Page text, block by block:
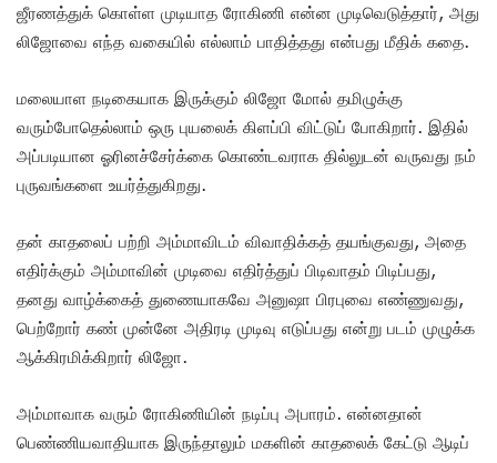
ஜீரணத்துக் கொள்ள முடியாத ரோகிணி என்ன முடிவெடுத்தார், அது
லிஜோவை எந்த வகையில் எல்லாம் பாதித்தது என்பது மீதிக் கதை.
மலையாள நடிகையாக இருக்கும் லிஜோ மோல் தமிழுக்கு
வரும்போதெல்லாம் ஒரு புயலைக் கிளப்பி விட்டுப் போகிறார். இதில்
அப்படியான ஓரினச்சேர்க்கை கொண்டவராக தில்லுடன் வருவது நம்
புருவங்களை உயர்த்துகிறது.
தன் காதலைப் பற்றி அம்மாவிடம் விவாதிக்கத் தயங்குவது, அதை
எதிர்க்கும் அம்மாவின் முடிவை எதிர்த்துப் பிடிவாதம் பிடிப்பது,
தனது வாழ்க்கைத் துணையாகவே அனுஷா பிரபுவை எண்ணுவது,
பெற்றோர் கண் முன்னே அதிரடி முடிவு எடுப்பது என்று படம் முழுக்க
ஆக்கிரமிக்கிறார் லிஜோ.
அம்மாவாக வரும் ரோகிணியின் நடிப்பு அபாரம். என்னதான்
பெண்ணியவாதியாக இருந்தாலும் மகளின் காதலைக் கேட்டு ஆடிப்